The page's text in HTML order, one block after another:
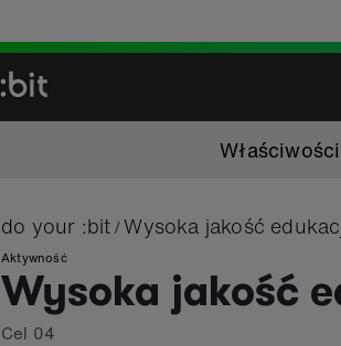
Właściwości
do your :bit / Wysoka jakość
Aktywność
Wysoka jakość
Cel 04